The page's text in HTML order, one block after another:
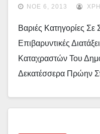
ΝΟΈ 6, 2013
Βαριές Κατηγορίες
Επιβαρυντικές
Καταχραστών Του
Δεκατέσσερα Πρώην